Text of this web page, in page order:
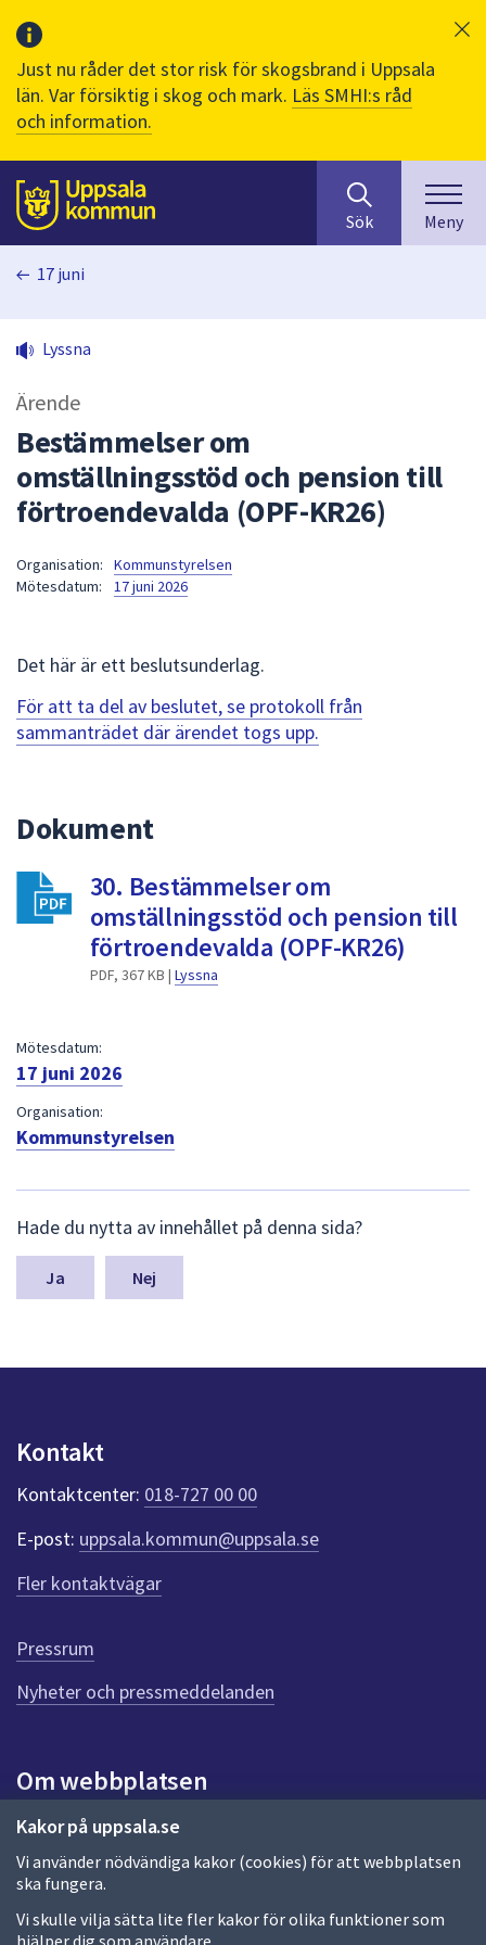
Just nu råder det stor risk för skogsbrand i Uppsala
län. Var försiktig i skog och mark. Läs SMHI:s råd
och information.
Till sidans
huvudinnehåll
efter
innehåll
på
sökförslag
att
att
navigera
mellan
välja
något
av
Sök Meny
Kakor på uppsala.se
Vi använder nödvändiga kakor (cookies) för att webbplatsen
ska fungera.
Vi skulle vilja sätta lite fler kakor för olika funktioner som
hjälper dig som användare.
17 juni
Lyssna
Ärende
Bestämmelser om
omställningsstöd och pension till
förtroendevalda (OPF-KR26)
Organisation:
Kommunstyrelsen
Mötesdatum:
17 juni 2026
Det här är ett beslutsunderlag.
För att ta del av beslutet, se protokoll från
sammanträdet där ärendet togs upp.
Dokument
30. Bestämmelser om
omställningsstöd och pension till
förtroendevalda (OPF-KR26)
PDF, 367 KB | Lyssna
Mötesdatum:
17 juni 2026
Organisation:
Kommunstyrelsen
ä
m
a
n
k
t
e
r
f
ö
r
e
n
n
a
d
a
Hade du nytta av innehållet på denna sida?
Nej
Kontakt
Kontaktcenter: 018-727 00 00
E-post: uppsala.kommun@uppsala.se
Fler kontaktvägar
Pressrum
Nyheter och pressmeddelanden
Om webbplatsen
Om webbplatsen
Allmänna handlingar och diarium
Behandling av personuppgifter